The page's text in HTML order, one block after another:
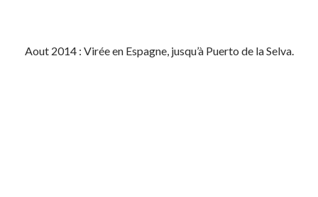
Aout 2014 : Virée en Espagne, jusqu’à Puerto de la Selva.